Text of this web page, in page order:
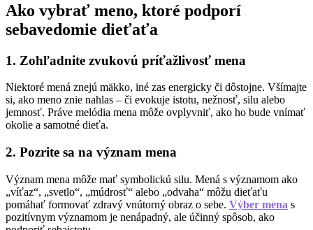
Ako vybrať meno, ktoré podporí
sebavedomie dieťaťa
1. Zohľadnite zvukovú príťažlivosť mena
Niektoré mená znejú mäkko, iné zas energicky či dôstojne. Všímajte
si, ako meno znie nahlas – či evokuje istotu, nežnosť, silu alebo
jemnosť. Práve melódia mena môže ovplyvniť, ako ho bude vnímať
okolie a samotné dieťa.
2. Pozrite sa na význam mena
Význam mena môže mať symbolickú silu. Mená s významom ako
„víťaz“, „svetlo“, „múdrosť“ alebo „odvaha“ môžu dieťaťu
pomáhať formovať zdravý vnútorný obraz o sebe. Výber mena s
pozitívnym významom je nenápadný, ale účinný spôsob, ako